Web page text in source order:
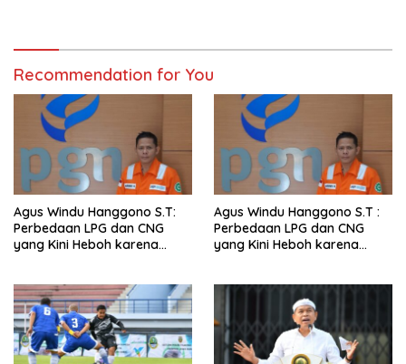
Recommendation for You
Agus Windu Hanggono S.T:
Perbedaan LPG dan CNG
yang Kini Heboh karena
Agus Windu Hanggono S.T :
Perbedaan LPG dan CNG
yang Kini Heboh karena